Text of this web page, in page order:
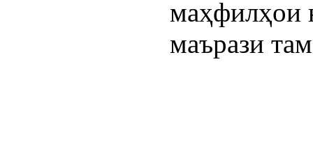
маҳфилҳои
маърази